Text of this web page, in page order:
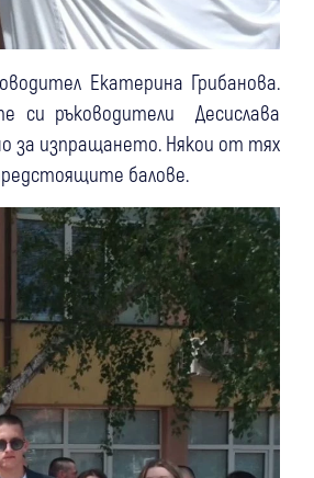
Екатерина Грибанова.
си ръководители Десислава
за изпращането. Някои от тях
балове.